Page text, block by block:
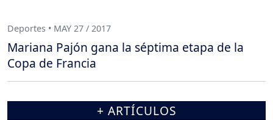
Deportes • MAY 27 / 2017
Mariana Pajón gana la séptima etapa de la
Copa de Francia
+ ARTÍCULOS